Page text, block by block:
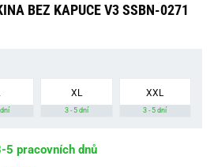
BEZ KAPUCE V3 SSBN-0271
XL
3 - 5 dní
XXL
3 - 5 dní
5 pracovních dnů